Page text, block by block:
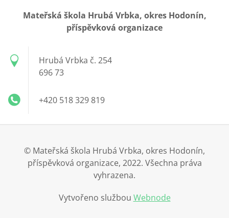
Mateřská škola Hrubá Vrbka, okres Hodonín,
příspěvková organizace
Hrubá Vrbka č. 254
696 73
+420 518 329 819
© Mateřská škola Hrubá Vrbka, okres Hodonín,
příspěvková organizace, 2022. Všechna práva
vyhrazena.
Vytvořeno službou Webnode